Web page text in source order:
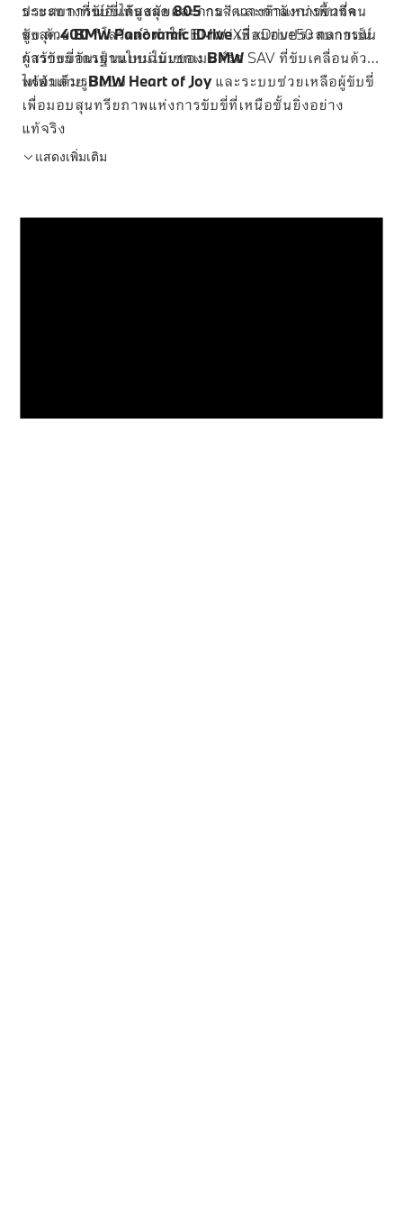
ประสบการณ์อันทันสมัยและการจัดวางตำแหน่งพื้นที่คน
ขับ ด้วยBMW Panoramic iDriveเพื่อมอบประสบการณ์
การขับขี่อันเป็นแบบฉบับของBMW
ระยะทางที่ขับขี่ได้สูงสุด805กม.¹ และกำลังการชาร์จ
สูงสุด400กิโลวัตต์² ทำให้ BMW iX3 xDrive50 กลายเป็น
ผู้สร้างมาตรฐานใหม่ในเซกเมนต์รถ SAV ที่ขับเคลื่อนด้วย
ไฟฟ้าเต็มรูปแบบ
พร้อมด้วยBMW Heart of Joyและระบบช่วยเหลือผู้ขับขี่
เพื่อมอบสุนทรียภาพแห่งการขับขี่ที่เหนือชั้นยิ่งอย่าง
แท้จริง
แสดงเพิ่มเติม
แบบอัตโนมัติถูกออกแบบให้แนบเนียนไปกับตัวรถ เสริม